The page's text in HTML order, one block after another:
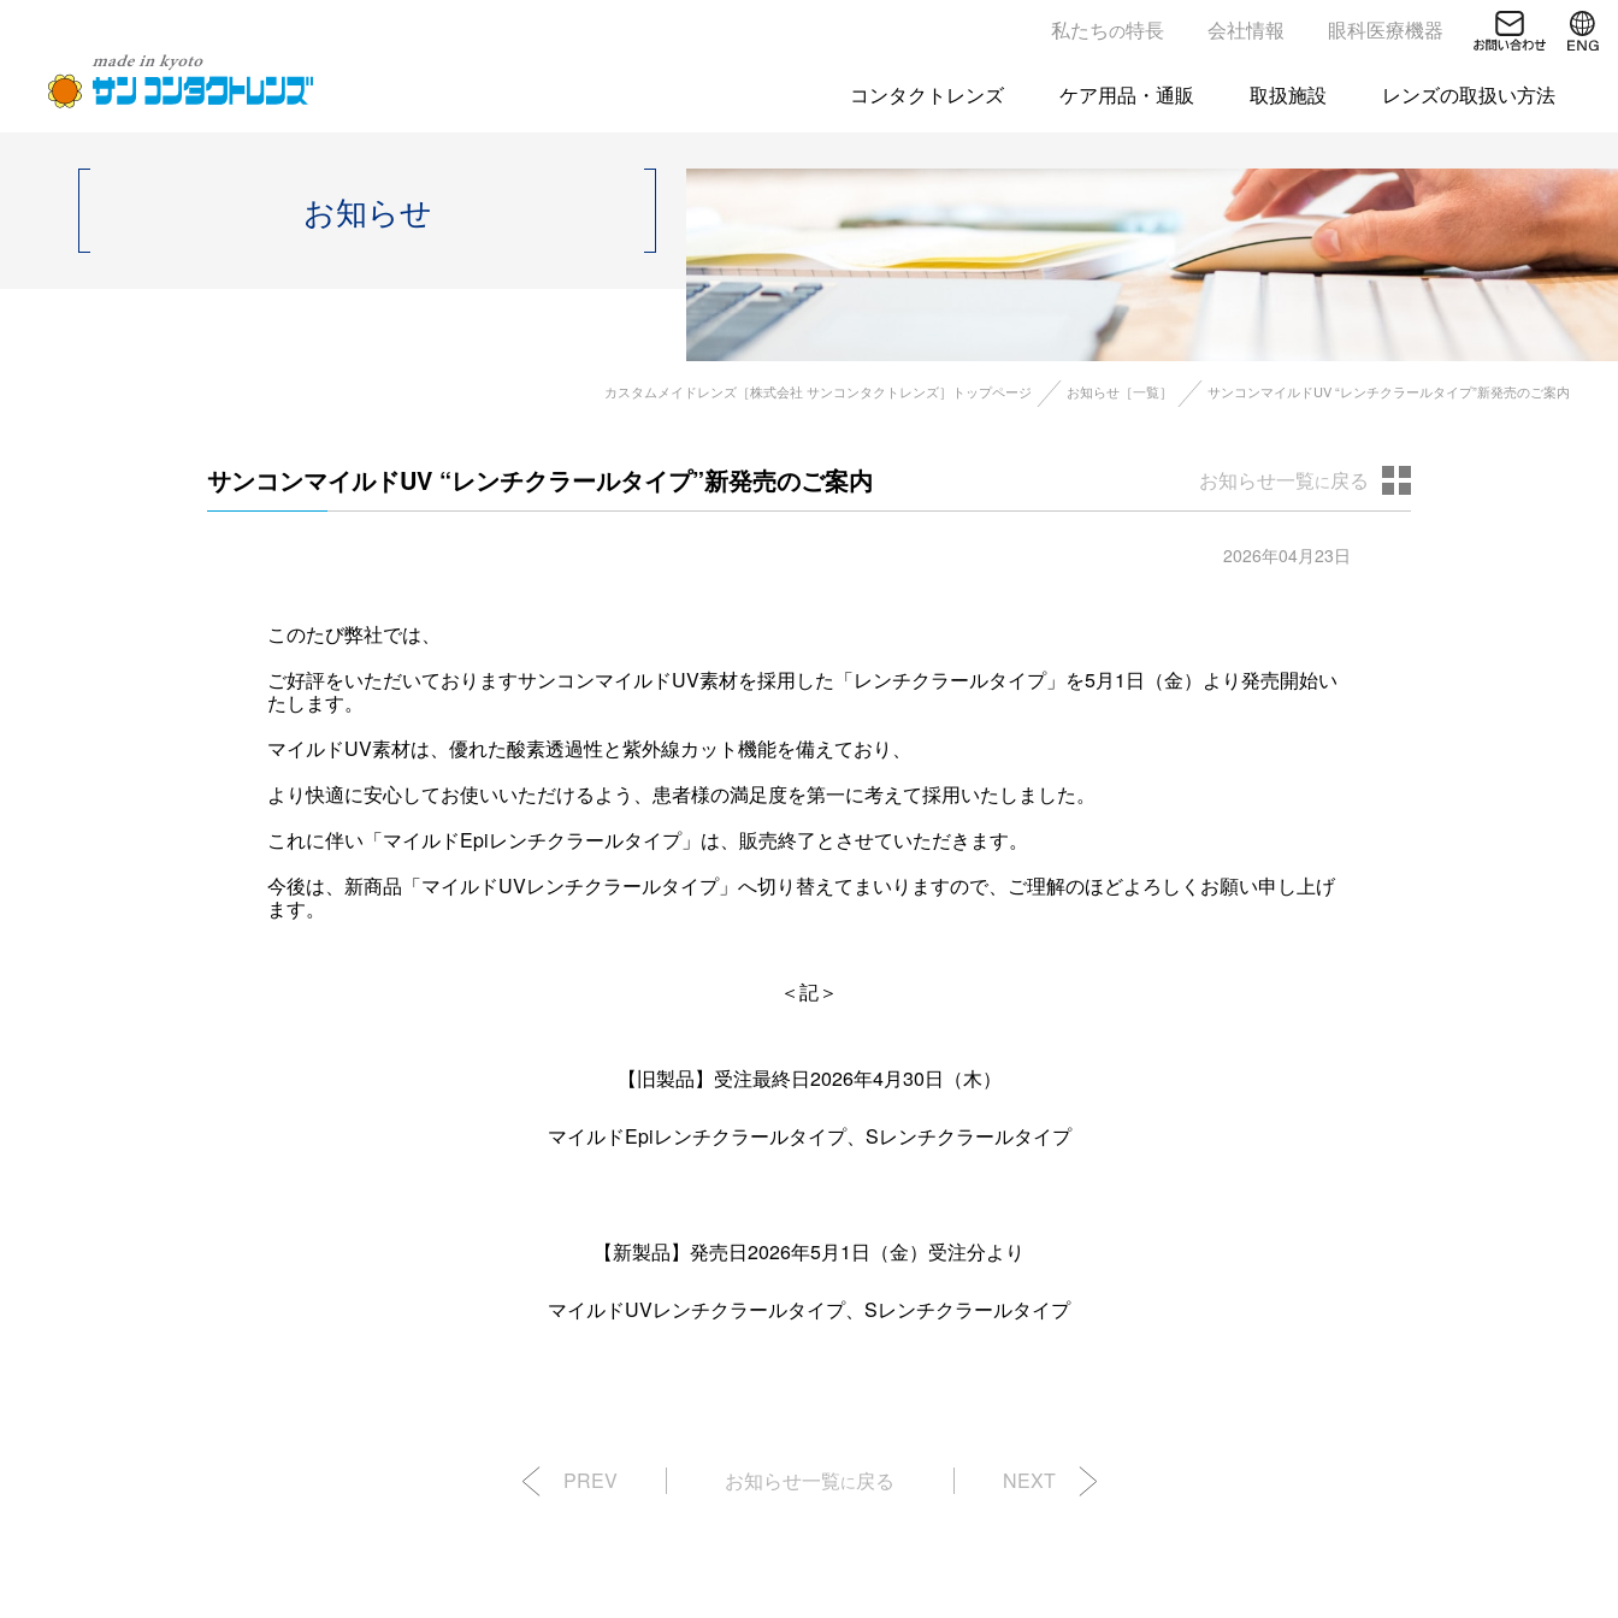
コンタクトレンズ ケア用品・通販 取扱施設 レンズの取扱い方法
私たちの特長 会社情報 眼科医療機器
お知らせ
カスタムメイドレンズ［株式会社 サンコンタクトレンズ］トップページ お知らせ［一覧］ サンコンマイルドUV “レンチクラールタイプ”新発売のご案内
サンコンマイルドUV “レンチクラールタイプ”新発売のご案内
2026年04月23日
お知らせ一覧に戻る
このたび弊社では、
ご好評をいただいておりますサンコンマイルドUV素材を採用した「レンチクラールタイプ」を5月1日（金）より発売開始い
たします。
マイルドUV素材は、優れた酸素透過性と紫外線カット機能を備えており、
より快適に安心してお使いいただけるよう、患者様の満足度を第一に考えて採用いたしました。
これに伴い「マイルドEpiレンチクラールタイプ」は、販売終了とさせていただきます。
今後は、新商品「マイルドUVレンチクラールタイプ」へ切り替えてまいりますので、ご理解のほどよろしくお願い申し上げ
ます。
＜記＞
【旧製品】受注最終日2026年4月30日（木）
マイルドEpiレンチクラールタイプ、Sレンチクラールタイプ
【新製品】発売日2026年5月1日（金）受注分より
マイルドUVレンチクラールタイプ、Sレンチクラールタイプ
PREV お知らせ一覧に戻る NEXT